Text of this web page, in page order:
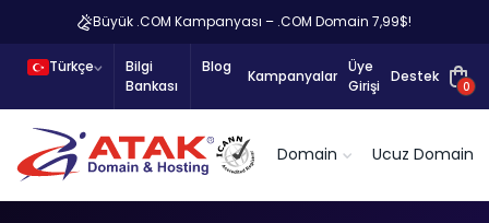
Büyük .COM Kampanyası – .COM Domain 7,99$!
Türkçe
Bilgi
Bankası
Blog
Kampanyalar
Üye
Girişi
Destek
0
Domain Ucuz Domain